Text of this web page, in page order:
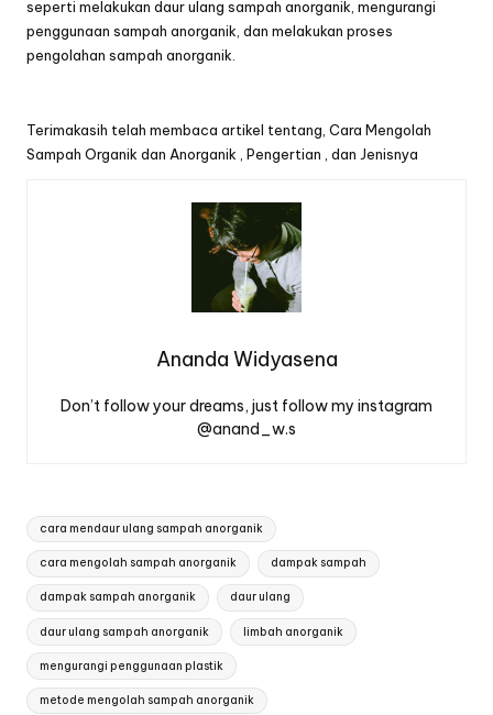
seperti melakukan daur ulang sampah anorganik, mengurangi
penggunaan sampah anorganik, dan melakukan proses
pengolahan sampah anorganik.
Terimakasih telah membaca artikel tentang, Cara Mengolah
Sampah Organik dan Anorganik , Pengertian , dan Jenisnya
Ananda Widyasena
Don’t follow your dreams, just follow my instagram
@anand_w.s
Tags:
cara mendaur ulang sampah anorganik
cara mengolah sampah anorganik dampak sampah
dampak sampah anorganik daur ulang
daur ulang sampah anorganik limbah anorganik
mengurangi penggunaan plastik
metode mengolah sampah anorganik